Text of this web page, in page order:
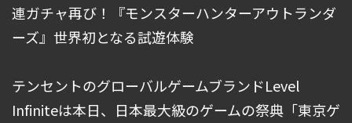
連ガチャ再び！『モンスターハンターアウトランダ
ーズ』世界初となる試遊体験
テンセントのグローバルゲームブランドLevel
Infiniteは本日、日本最大級のゲームの祭典「東京ゲ